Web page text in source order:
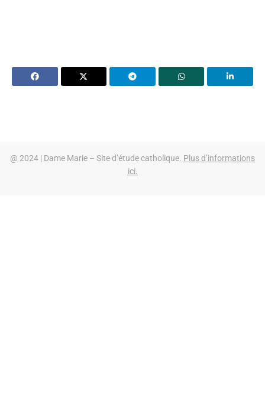
@ 2024 | Dame Marie – Site d’étude catholique. Plus d’informations
ici.